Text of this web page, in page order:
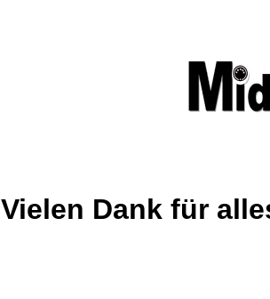
Vielen Dank für